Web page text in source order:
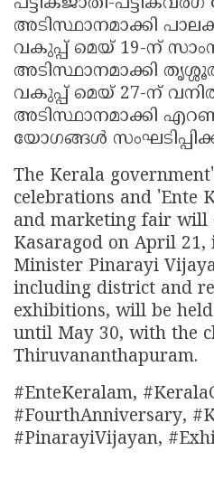
പട്ടികജാതി-
അടിസ്ഥാനമാക്കി
വകുപ്പ് മെയ് 19-ന്
അടിസ്ഥാനമാക്കി
വകുപ്പ് മെയ് 27-ന്
അടിസ്ഥാനമാക്കി
യോഗങ്ങൾ
The Kerala
celebrations and 'Ente
and marketing fair will
Kasaragod on April
Minister Pinarayi
including district and
exhibitions, will be
until May 30, with the
Thiruvananthapuram.
#EnteKeralam,
#FourthAnniversary,
#PinarayiVijayan,